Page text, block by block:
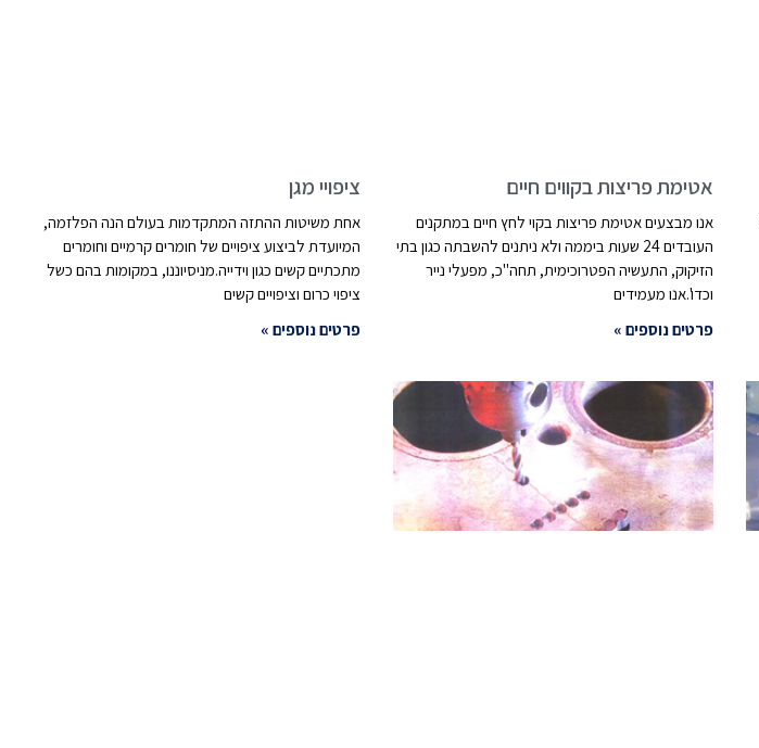
אטימת פריצות בקווים חיים
אנו מבצעים אטימת פריצות בקוי לחץ חיים במתקנים
העובדים 24 שעות ביממה ולא ניתנים להשבתה כגון בתי
הזיקוק, התעשיה הפטרוכימית, תחה"כ, מפעלי נייר
וכדו'.אנו מעמידים
פרטים נוספים »
ציפויי מגן
אחת משיטות ההתזה המתקדמות בעולם הנה הפלזמה,
המיועדת לביצוע ציפויים של חומרים קרמיים וחומרים
מתכתיים קשים כגון וידייה.מניסיוננו, במקומות בהם כשל
ציפוי כרום וציפויים קשים
פרטים נוספים »